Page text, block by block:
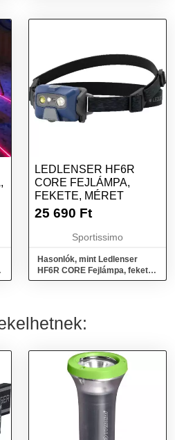
LEDLENSER HF6R
CORE FEJLÁMPA,
FEKETE, MÉRET
25 690 Ft
Sportissimo
Hasonlók, mint Ledlenser
HF6R CORE Fejlámpa, fekete,
méret